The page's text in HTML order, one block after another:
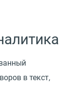
в текст,